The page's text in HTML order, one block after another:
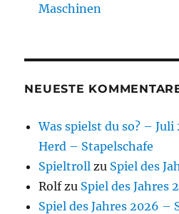
Maschinen
NEUESTE
Was spielst du so? –
Herd – Stapelschafe
Spieltroll zu Spiel des
Rolfzu Spiel des Jahres
Spiel des Jahres 2026 –